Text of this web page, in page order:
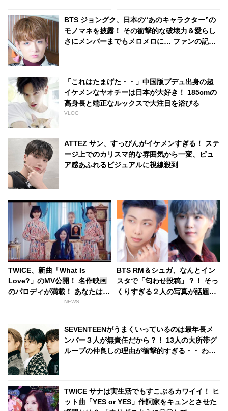
BTS ジョングク、日本の“あのキャラクター”の
モノマネを披露！ その衝撃的な破壊力＆愛らし
さにメンバーまでもメロメロに… ファンの記憶
「これはたまげた・・」中国版プデュ出身の超
イケメンなヤオチーは日本が大好き！ 185cmの
高身長と端正なルックスで大注目を浴びる
VLOG
ATTEZ サン、すっぴんがイケメンすぎる！ ステ
ージ上でのカリスマ的な雰囲気から一変、ピュ
ア感あふれるビジュアルに視線殺到
TWICE、新曲「What Is
Love?」のMV公開！ 名作映画
のパロディが満載！ あなたはい
くつわかる？[動画あり]
NEWS
BTS RM＆シュガ、なんとイン
スタで「匂わせ投稿」？！ そっ
くりすぎる２人の写真が話題
SEVENTEENがうまくいっているのは最年長メ
ンバー３人が無責任だから？！ 13人の大所帯グ
ループの仲良しの理由が衝撃的すぎる・・ わち
TWICE サナは実生活でもすこぶるカワイイ！ ヒ
ット曲「YES or YES」作詞家をキュンとさせた